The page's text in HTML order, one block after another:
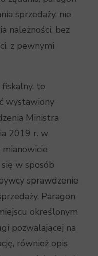
sprzedaży, nie
należności, bez
z pewnymi
to
wystawiony
Ministra
2019 r. w
w sposób
sprawdzenie
Paragon
określonym
pozwalającej na
również opis